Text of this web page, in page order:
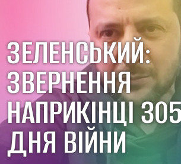
ЗЕЛЕНСЬКИЙ:
ЗВЕРНЕННЯ
НАПРИКІНЦІ
ДНЯ ВІЙНИ